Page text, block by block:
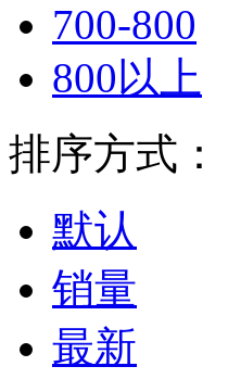
700-800
800以上
排序方式：
默认
销量
最新